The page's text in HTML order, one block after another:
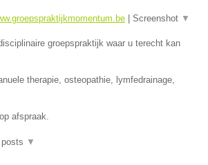
Screenshot ▼
groepspraktijk waar u terecht kan
therapie, osteopathie, lymfedrainage,
afspraak.
posts ▼